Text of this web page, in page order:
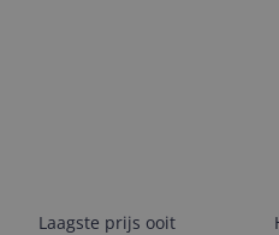
Laagste prijs ooit